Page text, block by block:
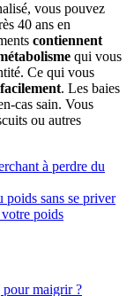
vous pouvez
40 ans en
contiennent
qui vous
Ce qui vous
. Les baies
cas sain. Vous
ou autres
à perdre du
poids sans se priver
poids
pour maigrir ?